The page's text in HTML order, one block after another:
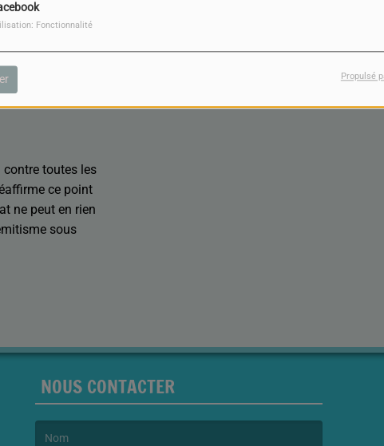
Fonctionnalité
Propulsé
aux
fraternel ».
en Côte d’Or
toutes les
ce point
ne peut en rien
sous
NOUS CONTACTER